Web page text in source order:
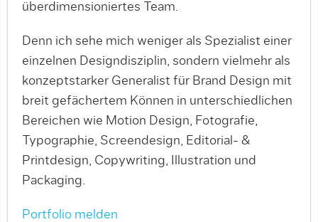
überdimensioniertes Team.
Denn ich sehe mich weniger als Spezialist einer
einzelnen Designdisziplin, sondern vielmehr als
konzeptstarker Generalist für Brand Design mit
breit gefächertem Können in unterschiedlichen
Bereichen wie Motion Design, Fotografie,
Typographie, Screendesign, Editorial- &
Printdesign, Copywriting, Illustration und
Packaging.
Portfolio melden